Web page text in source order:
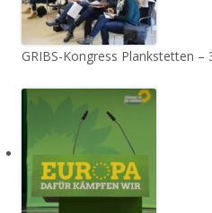
GRIBS-Kongress Plankstetten –